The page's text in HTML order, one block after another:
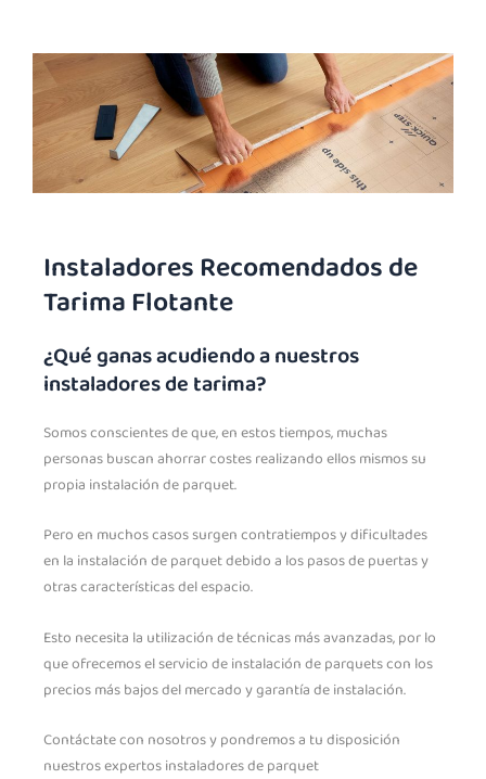
Instaladores Recomendados de
Tarima Flotante
¿Qué ganas acudiendo a nuestros
instaladores de tarima?
Somos conscientes de que, en estos tiempos, muchas
personas buscan ahorrar costes realizando ellos mismos su
propia instalación de parquet.
Pero en muchos casos surgen contratiempos y dificultades
en la instalación de parquet debido a los pasos de puertas y
otras características del espacio.
Esto necesita la utilización de técnicas más avanzadas, por lo
que ofrecemos el servicio de instalación de parquets con los
precios más bajos del mercado y garantía de instalación.
Contáctate con nosotros y pondremos a tu disposición
nuestros expertos instaladores de parquet